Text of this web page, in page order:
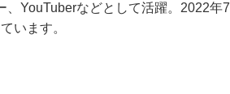
YouTuberなどとして活躍。2022年7
います。